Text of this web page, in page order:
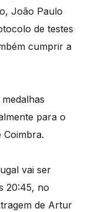
João Paulo
de testes
cumprir a
para o
Coimbra.
vai ser
20:45, no
de Artur